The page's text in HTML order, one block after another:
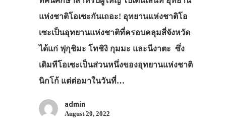
แห่งชาติโอเซะกันเถอะ! อุทยานแห่งชาติโอ
เซะเป็นอุทยานแห่งชาติที่ครอบคลุมสี่จังหวัด
ได้แก่ ฟุกุชิมะ โทชิงิ กุมมะ และนีงาตะ ซึ่ง
เดิมทีโอเซะเป็นส่วนหนึ่งของอุทยานแห่งชาติ
นิกโก้ แต่ต่อมาในวันที่…
admin
August 20, 2022